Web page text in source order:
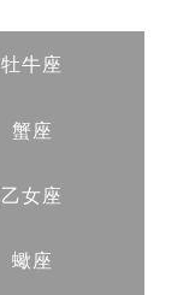
牡牛座
蟹座
乙女座
蠍座